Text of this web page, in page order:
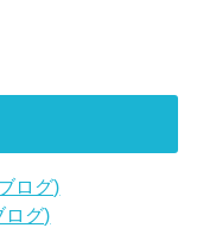
ログ)
ログ)